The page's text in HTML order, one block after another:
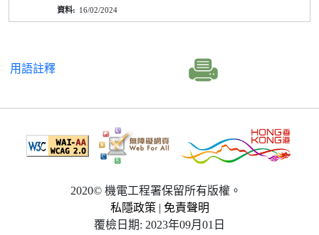
16/02/2024
用語註釋
2020© 機電工程署保留所有版權。
私隱政策 | 免責聲明
覆檢日期: 2023年09月01日